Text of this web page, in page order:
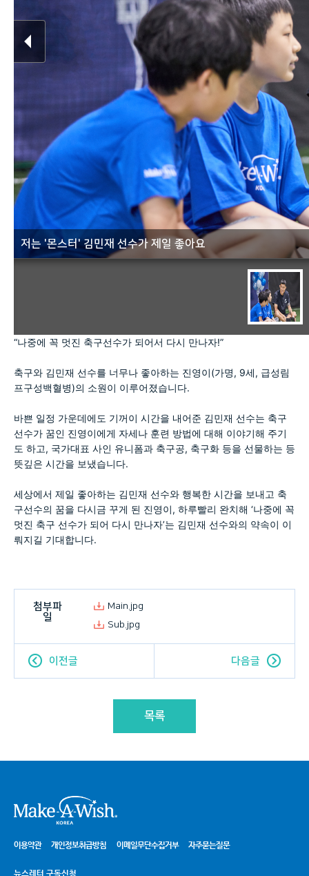
저는 '몬스터' 김민재 선수가 제일 좋아요
“나중에 꼭 멋진 축구선수가 되어서 다시 만나자!”
축구와 김민재 선수를 너무나 좋아하는 진영이(가명, 9세, 급성림
프구성백혈병)의 소원이 이루어졌습니다.
바쁜 일정 가운데에도 기꺼이 시간을 내어준 김민재 선수는 축구
선수가 꿈인 진영이에게 자세나 훈련 방법에 대해 이야기해 주기
도 하고, 국가대표 사인 유니폼과 축구공, 축구화 등을 선물하는 등
뜻깊은 시간을 보냈습니다.
세상에서 제일 좋아하는 김민재 선수와 행복한 시간을 보내고 축
구선수의 꿈을 다시금 꾸게 된 진영이, 하루빨리 완치해 ‘나중에 꼭
멋진 축구 선수가 되어 다시 만나자’는 김민재 선수와의 약속이 이
뤄지길 기대합니다.
첨부파
일
Main.jpg
Sub.jpg
이전글 다음글
목록
이용약관 개인정보취급방침 이메일무단수집거부 자주묻는질문
뉴스레터 구독신청